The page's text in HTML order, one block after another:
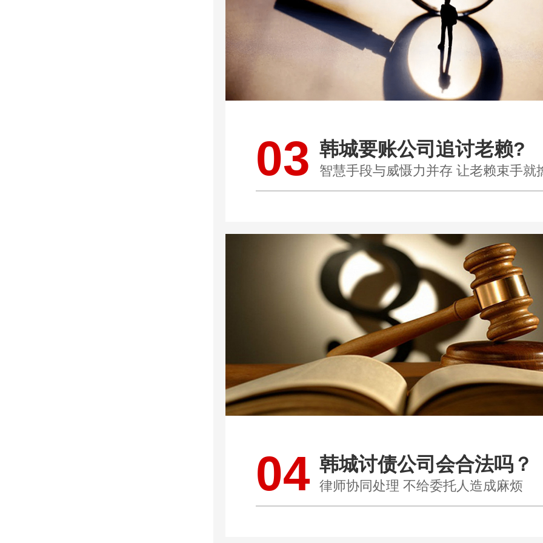
03 韩城要账公司追讨老赖?
智慧手段与威慑力并存 让老赖束手就
04 韩城讨债公司会合法吗？
律师协同处理 不给委托人造成麻烦